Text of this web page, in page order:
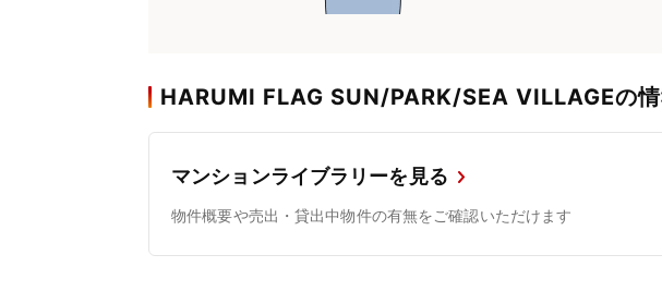
HARUMI FLAG SUN/PARK/SEA VILLAGEの
マンションライブラリーを見る
物件概要や売出・貸出中物件の有無をご確認いただけます